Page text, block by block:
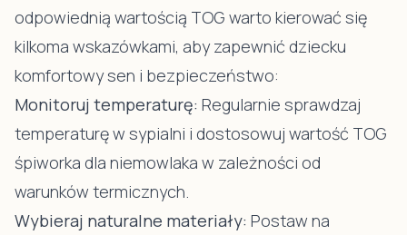
odpowiednią wartością TOG warto kierować się
kilkoma wskazówkami, aby zapewnić dziecku
komfortowy sen i bezpieczeństwo:
Monitoruj temperaturę: Regularnie sprawdzaj
temperaturę w sypialni i dostosowuj wartość TOG
śpiworka dla niemowlaka w zależności od
warunków termicznych.
Wybieraj naturalne materiały: Postaw na